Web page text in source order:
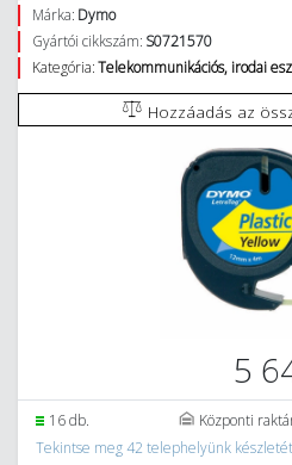
Márka: Dymo
Gyártói cikkszám: S0721570
Kategória:Telekommunikációs, irodai
Hozzáadás az
5
16 db. Központi
Tekintse meg 42 telephelyünk készletét